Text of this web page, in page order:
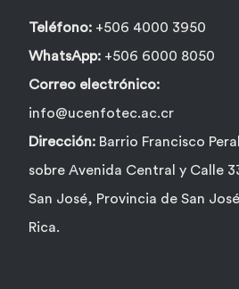
Teléfono: +506 4000 3950
WhatsApp: +506 6000 8050
Correo electrónico:
info@ucenfotec.ac.cr
Dirección: Barrio Francisco
sobre Avenida Central y Calle
San José, Provincia de San
Rica.